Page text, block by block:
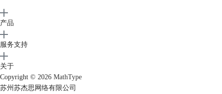
产品
服务支持
关于
Copyright © 2026 MathType
苏州苏杰思网络有限公司